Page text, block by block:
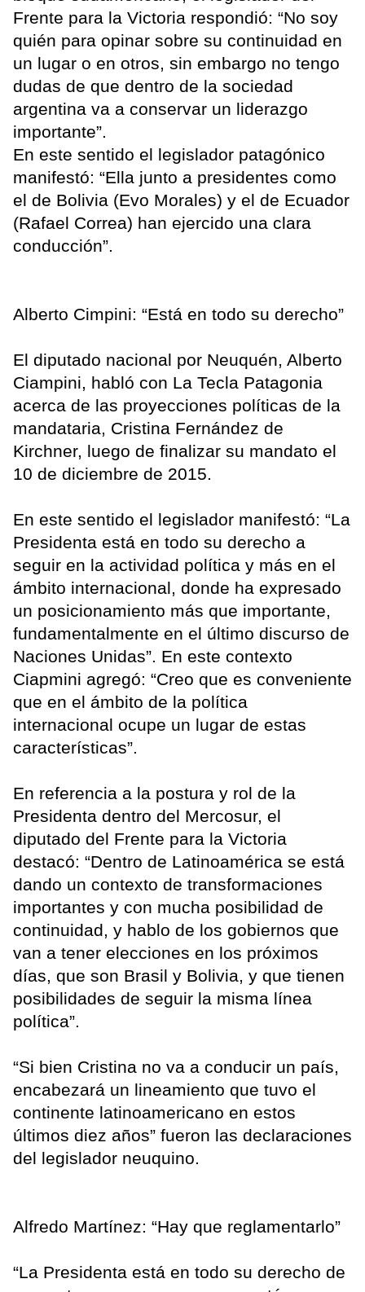
Frente para la Victoria respondió: “No soy
quién para opinar sobre su continuidad en
un lugar o en otros, sin embargo no tengo
dudas de que dentro de la sociedad
argentina va a conservar un liderazgo
importante”.
En este sentido el legislador patagónico
manifestó: “Ella junto a presidentes como
el de Bolivia (Evo Morales) y el de Ecuador
(Rafael Correa) han ejercido una clara
conducción”.
Alberto Cimpini: “Está en todo su derecho”
El diputado nacional por Neuquén, Alberto
Ciampini, habló con La Tecla Patagonia
acerca de las proyecciones políticas de la
mandataria, Cristina Fernández de
Kirchner, luego de finalizar su mandato el
10 de diciembre de 2015.
En este sentido el legislador manifestó: “La
Presidenta está en todo su derecho a
seguir en la actividad política y más en el
ámbito internacional, donde ha expresado
un posicionamiento más que importante,
fundamentalmente en el último discurso de
Naciones Unidas”. En este contexto
Ciapmini agregó: “Creo que es conveniente
que en el ámbito de la política
internacional ocupe un lugar de estas
características”.
En referencia a la postura y rol de la
Presidenta dentro del Mercosur, el
diputado del Frente para la Victoria
destacó: “Dentro de Latinoamérica se está
dando un contexto de transformaciones
importantes y con mucha posibilidad de
continuidad, y hablo de los gobiernos que
van a tener elecciones en los próximos
días, que son Brasil y Bolivia, y que tienen
posibilidades de seguir la misma línea
política”.
“Si bien Cristina no va a conducir un país,
encabezará un lineamiento que tuvo el
continente latinoamericano en estos
últimos diez años” fueron las declaraciones
del legislador neuquino.
Alfredo Martínez: “Hay que reglamentarlo”
“La Presidenta está en todo su derecho de